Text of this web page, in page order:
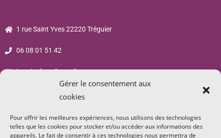
Gérer le consentement aux
cookies
Pour offrir les meilleures expériences, nous utilisons des technologies
telles que les cookies pour stocker et/ou accéder aux informations des
appareils. Le fait de consentir à ces technologies nous permettra de
1 rue Saint Yves 22220 Tréguier
06 08 01 51 42
jsp.sigalane@gmail.com